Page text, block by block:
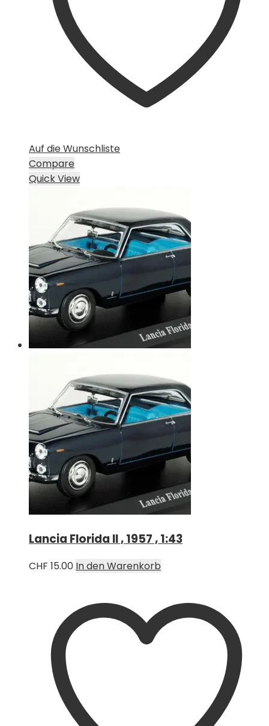
Auf die Wunschliste
Compare
Quick View
Lancia Florida II , 1957 , 1:43
CHF 15.00 In den Warenkorb